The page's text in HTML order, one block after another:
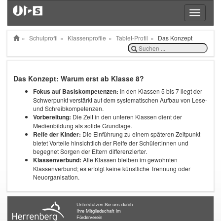
Toggle
Schulprofil
Klassenprofile Tablet-Profil Das Konzept
Das Konzept: Warum erst ab Klasse 8?
Fokus auf Basiskompetenzen: In den Klassen 5 bis 7 liegt der
Schwerpunkt verstärkt auf dem systematischen Aufbau von Lese-
und Schreibkompetenzen.
Vorbereitung: Die Zeit in den unteren Klassen dient der
Medienbildung als solide Grundlage.
Reife der Kinder: Die Einführung zu einem späteren Zeitpunkt
bietet Vorteile hinsichtlich der Reife der Schüler:innen und
begegnet Sorgen der Eltern differenzierter.
Klassenverbund: Alle Klassen bleiben im gewohnten
Klassenverbund; es erfolgt keine künstliche Trennung oder
Neuorganisation.
Unterstützen Sie uns durch
Ihre Mitgliedschaft im
Förderverein